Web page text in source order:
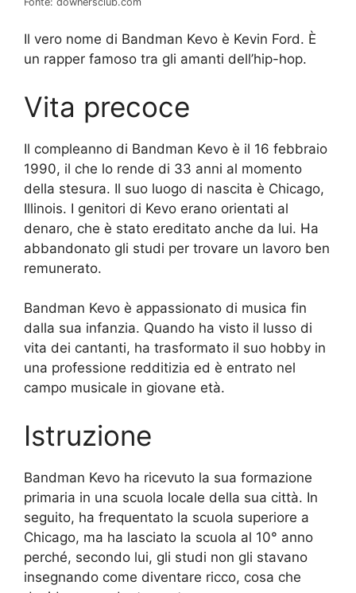
Il vero nome di Bandman Kevo è Kevin Ford. È
un rapper famoso tra gli amanti dell’hip-hop.
Vita precoce
Il compleanno di Bandman Kevo è il 16 febbraio
1990, il che lo rende di 33 anni al momento
della stesura. Il suo luogo di nascita è Chicago,
Illinois. I genitori di Kevo erano orientati al
denaro, che è stato ereditato anche da lui. Ha
abbandonato gli studi per trovare un lavoro ben
remunerato.
Bandman Kevo è appassionato di musica fin
dalla sua infanzia. Quando ha visto il lusso di
vita dei cantanti, ha trasformato il suo hobby in
una professione redditizia ed è entrato nel
campo musicale in giovane età.
Istruzione
Bandman Kevo ha ricevuto la sua formazione
primaria in una scuola locale della sua città. In
seguito, ha frequentato la scuola superiore a
Chicago, ma ha lasciato la scuola al 10° anno
perché, secondo lui, gli studi non gli stavano
insegnando come diventare ricco, cosa che